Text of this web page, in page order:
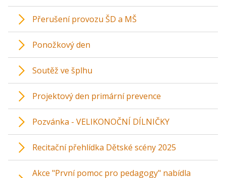
Přerušení provozu ŠD a MŠ
Ponožkový den
Soutěž ve šplhu
Projektový den primární prevence
Pozvánka - VELIKONOČNÍ DÍLNIČKY
Recitační přehlídka Dětské scény 2025
Akce "První pomoc pro pedagogy" nabídla